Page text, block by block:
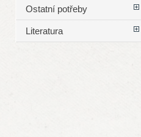
Ostatní potřeby
Literatura